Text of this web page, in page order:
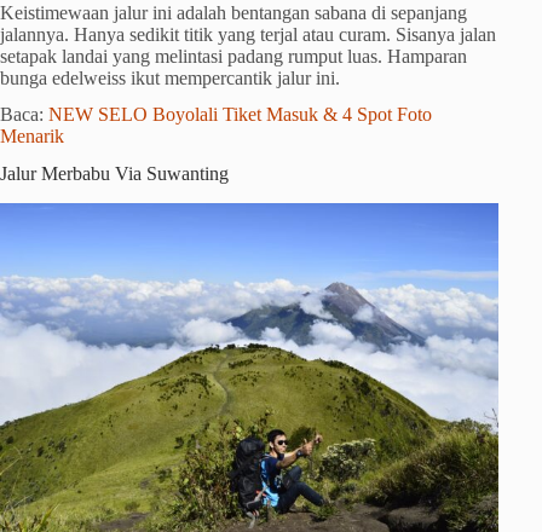
Keistimewaan jalur ini adalah bentangan sabana di sepanjang
jalannya. Hanya sedikit titik yang terjal atau curam. Sisanya jalan
setapak landai yang melintasi padang rumput luas. Hamparan
bunga edelweiss ikut mempercantik jalur ini.
Baca: NEW SELO Boyolali Tiket Masuk & 4 Spot Foto
Menarik
Jalur Merbabu Via Suwanting